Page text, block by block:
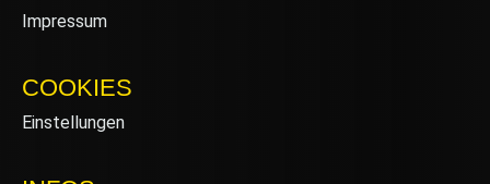
Impressum
COOKIES
Einstellungen